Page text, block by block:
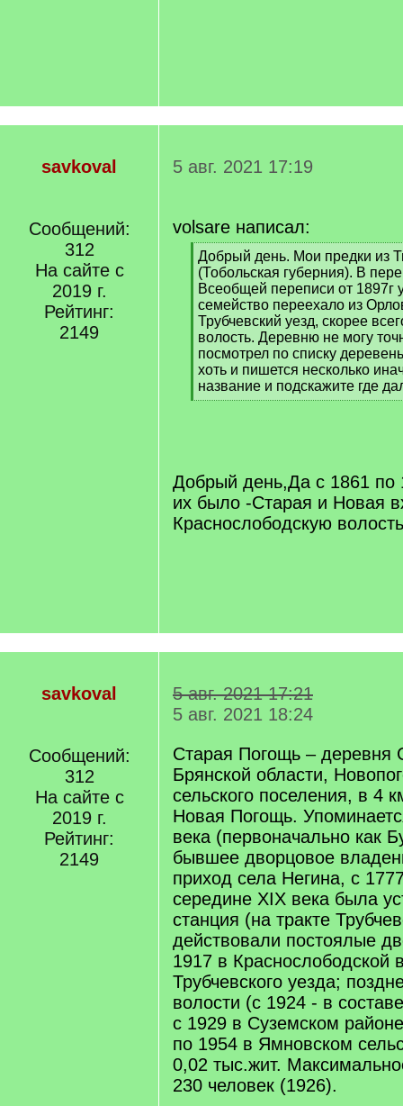
savkoval
Сообщений:
312
На сайте с
2019 г.
Рейтинг:
2149
5 авг. 2021 17:19
volsare написал:
[
q
]
Добрый день. Мои предки из
(Тобольская губерния). В
Всеобщей переписи от 1897г
семейство переехало из
Трубчевский уезд, скорее
волость. Деревню не могу
посмотрел по списку
хоть и пишется несколько
название и подскажите где
[
Добрый день,Да с 1861 по
их было -Старая и Новая
Краснослободскую
savkoval
Сообщений:
312
На сайте с
2019 г.
Рейтинг:
2149
5 авг. 2021 17:21
5 авг. 2021 18:24
Старая Погощь – деревня
Брянской области,
сельского поселения, в 4
Новая Погощь.
века (первоначально как
бывшее дворцовое
приход села Негина, с
середине XIX века была
станция (на тракте
действовали постоялые
1917 в Краснослободской
Трубчевского уезда;
волости (с 1924 - в
с 1929 в Суземском
по 1954 в Ямновском
0,02 тыс.жит.
230 человек (1926).